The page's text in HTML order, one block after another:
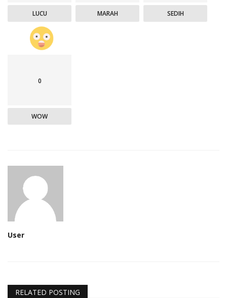
LUCU MARAH SEDIH
0
WOW
User
RELATED POSTING